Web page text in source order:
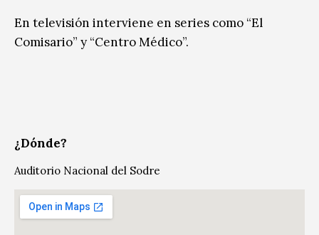
En televisión interviene en series como “El
Comisario” y “Centro Médico”.
¿Dónde?
Auditorio Nacional del Sodre